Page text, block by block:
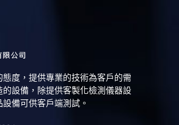
度，提供專業的技術為客戶的需
設備，除提供客製化檢測儀器設
備可供客戶端測試。